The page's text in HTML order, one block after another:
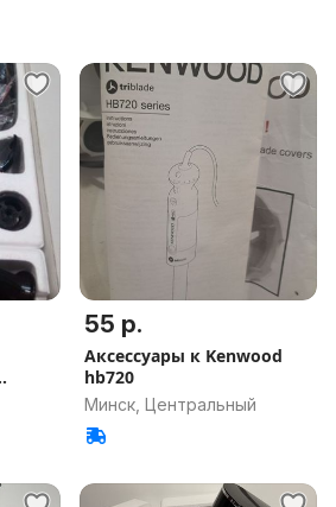
55 р.
Аксессуары к Kenwood
hb720
Минск, Центральный